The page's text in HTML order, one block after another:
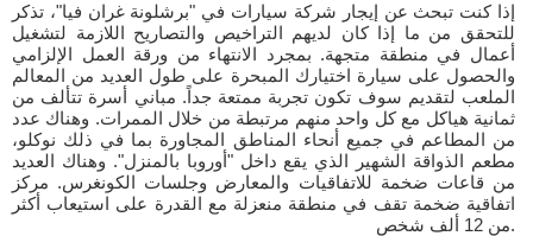
إذا كنت تبحث عن إيجار شركة سيارات في "برشلونة غران فيا"، تذكر
للتحقق من ما إذا كان لديهم التراخيص والتصاريح اللازمة لتشغيل
أعمال في منطقة متجهة. بمجرد الانتهاء من ورقة العمل الإلزامي
والحصول على سيارة اختيارك المبحرة على طول العديد من المعالم
الملعب لتقديم سوف تكون تجربة ممتعة جداً. مباني أسرة تتألف من
ثمانية هياكل مع كل واحد منهم مرتبطة من خلال الممرات. وهناك عدد
من المطاعم في جميع أنحاء المناطق المجاورة بما في ذلك نوكلو،
مطعم الذواقة الشهير الذي يقع داخل "أوروبا بالمنزل". وهناك العديد
من قاعات ضخمة للاتفاقيات والمعارض وجلسات الكونغرس. مركز
اتفاقية ضخمة تقف في منطقة منعزلة مع القدرة على استيعاب أكثر
من 12 ألف شخص.